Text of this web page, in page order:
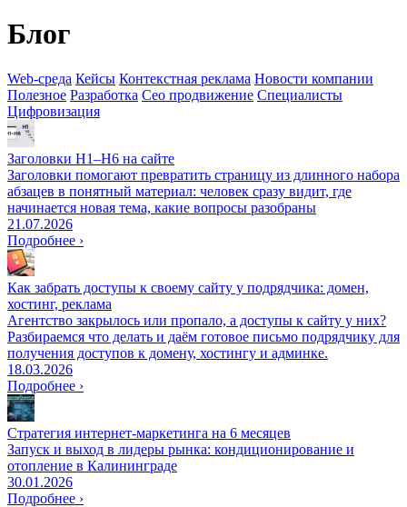
Блог
Web-среда Кейсы Контекстная реклама Новости компании
Полезное Разработка Сео продвижение Специалисты
Цифровизация
Заголовки H1–H6 на сайте
Заголовки помогают превратить страницу из длинного набора
абзацев в понятный материал: человек сразу видит, где
начинается новая тема, какие вопросы разобраны
21.07.2026
Подробнее ›
Как забрать доступы к своему сайту у подрядчика: домен,
хостинг, реклама
Агентство закрылось или пропало, а доступы к сайту у них?
Разбираемся что делать и даём готовое письмо подрядчику для
получения доступов к домену, хостингу и админке.
18.03.2026
Подробнее ›
Стратегия интернет-маркетинга на 6 месяцев
Запуск и выход в лидеры рынка: кондиционирование и
отопление в Калининграде
30.01.2026
Подробнее ›